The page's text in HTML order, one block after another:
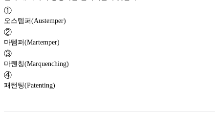
①
오스템퍼(Austemper)
②
마템퍼(Martemper)
③
마퀜칭(Marquenching)
④
패턴팅(Patenting)